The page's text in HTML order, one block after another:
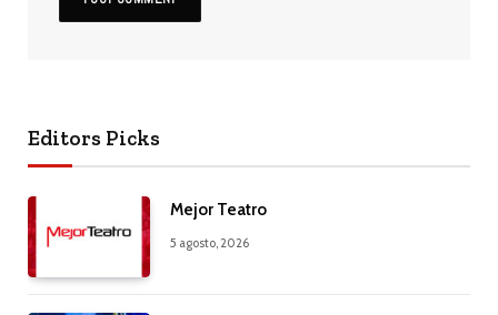
Editors Picks
Mejor Teatro
5 agosto, 2026